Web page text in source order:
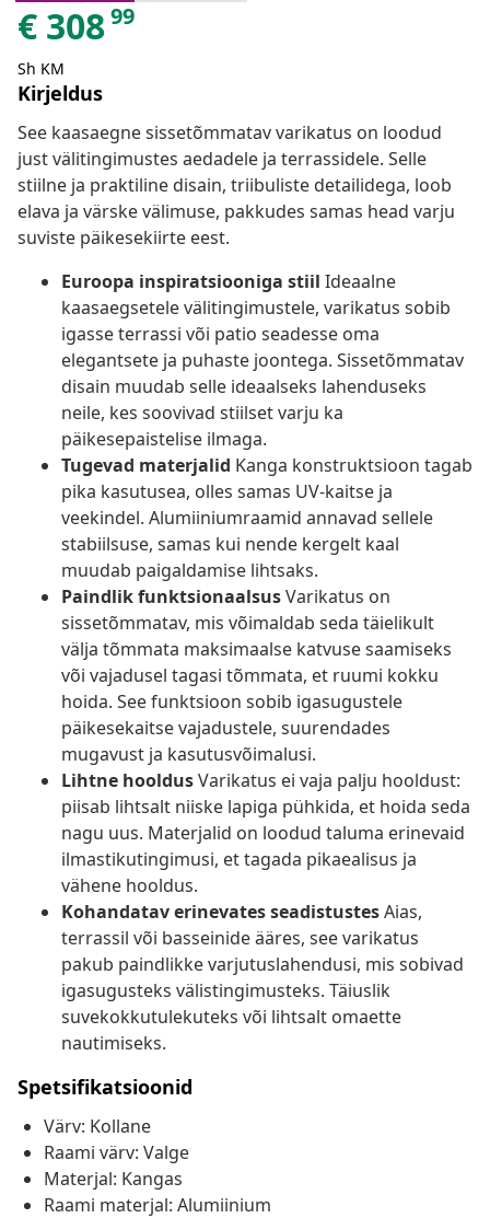
€ 30899
Sh KM
Kirjeldus
See kaasaegne sissetõmmatav varikatus on loodud
just välitingimustes aedadele ja terrassidele. Selle
stiilne ja praktiline disain, triibuliste detailidega, loob
elava ja värske välimuse, pakkudes samas head varju
suviste päikesekiirte eest.
Euroopa inspiratsiooniga stiil Ideaalne
kaasaegsetele välitingimustele, varikatus sobib
igasse terrassi või patio seadesse oma
elegantsete ja puhaste joontega. Sissetõmmatav
disain muudab selle ideaalseks lahenduseks
neile, kes soovivad stiilset varju ka
päikesepaistelise ilmaga.
Tugevad materjalid Kanga konstruktsioon tagab
pika kasutusea, olles samas UV-kaitse ja
veekindel. Alumiiniumraamid annavad sellele
stabiilsuse, samas kui nende kergelt kaal
muudab paigaldamise lihtsaks.
Paindlik funktsionaalsusVarikatus on
sissetõmmatav, mis võimaldab seda täielikult
välja tõmmata maksimaalse katvuse saamiseks
või vajadusel tagasi tõmmata, et ruumi kokku
hoida. See funktsioon sobib igasugustele
päikesekaitse vajadustele, suurendades
mugavust ja kasutusvõimalusi.
Lihtne hooldusVarikatus ei vaja palju hooldust:
piisab lihtsalt niiske lapiga pühkida, et hoida seda
nagu uus. Materjalid on loodud taluma erinevaid
ilmastikutingimusi, et tagada pikaealisus ja
vähene hooldus.
Kohandatav erinevates seadistustesAias,
terrassil või basseinide ääres, see varikatus
pakub paindlikke varjutuslahendusi, mis sobivad
igasugusteks välistingimusteks. Täiuslik
suvekokkutulekuteks või lihtsalt omaette
nautimiseks.
Spetsifikatsioonid
Värv: Kollane
Raami värv: Valge
Materjal: Kangas
Raami materjal: Alumiinium